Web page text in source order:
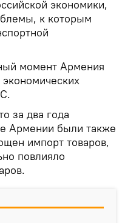
экономики,
к которым
момент Армения
за два года
Армении были также
импорт товаров,
повлияло